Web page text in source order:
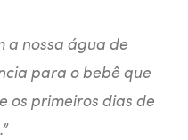
a nossa água de
para o bebê que
os primeiros dias de